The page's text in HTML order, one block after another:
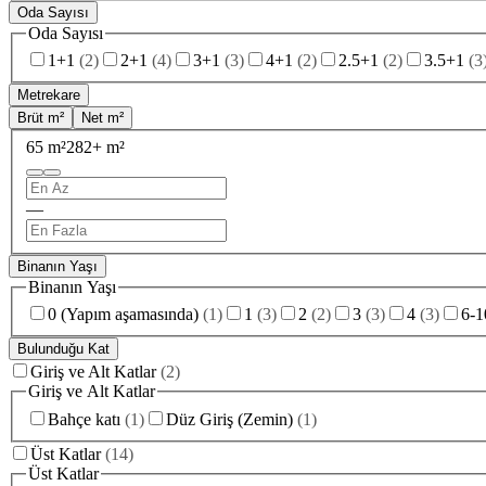
Oda Sayısı
Oda Sayısı
1+1 (2) 2+1 (4) 3+1 (3) 4+1 (2) 2.5+1 (2) 3.5+1 (3
Metrekare
Brüt m²
Net m²
65 m²282+ m²
—
Binanın Yaşı
Binanın Yaşı
0 (Yapım aşamasında) (1) 1 (3) 2 (2) 3 (3) 4 (3) 6-
Bulunduğu Kat
Giriş ve Alt Katlar (2)
Giriş ve Alt Katlar
Bahçe katı (1) Düz Giriş (Zemin) (1)
Üst Katlar (14)
Üst Katlar